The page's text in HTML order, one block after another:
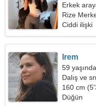
Erkek
Rize
Ciddi ilişki
Irem
59
Dalış ve
160 cm
Düğün